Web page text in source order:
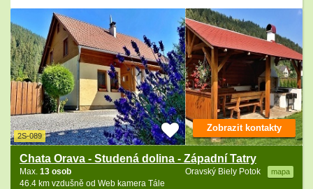
2S-089
Chata Orava - Studená dolina - Západní Tatry
Oravský Biely Potok mapa
Max. 13 osob
46.4 km vzdušně od Web kamera Tále
Zobrazit kontakty